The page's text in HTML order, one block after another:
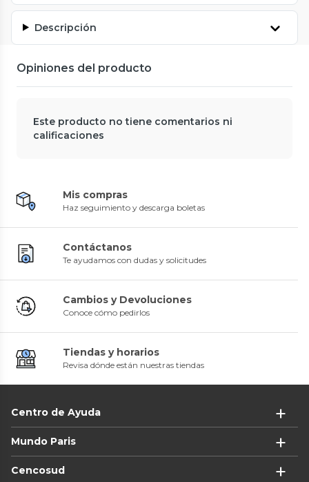
Descripción
Opiniones del producto
Este producto no tiene comentarios ni
calificaciones
Mis compras
Haz seguimiento y descarga boletas
Contáctanos
Te ayudamos con dudas y solicitudes
Cambios y Devoluciones
Conoce cómo pedirlos
Tiendas y horarios
Revisa dónde están nuestras tiendas
Centro de Ayuda
Mundo Paris
Cencosud